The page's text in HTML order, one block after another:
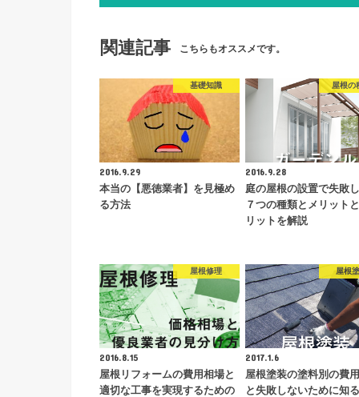
関連記事 こちらもオススメです。
基礎知識
2016.9.29
本当の【悪徳業者】を見極め
る方法
屋根の
2016.9.28
庭の屋根の設置で失敗
７つの種類とメリット
リットを解説
屋根修理
2016.8.15
屋根リフォームの費用相場と
適切な工事を実現するための
屋根
2017.1.6
屋根塗装の塗料別の費
と失敗しないために知